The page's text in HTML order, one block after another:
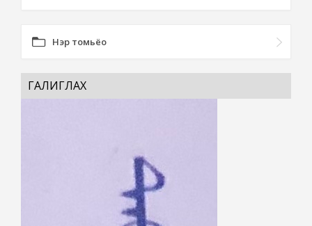
Нэр томьёо
ГАЛИГЛАХ